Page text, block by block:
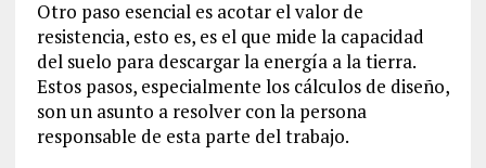
Otro paso esencial es acotar el valor de
resistencia, esto es, es el que mide la capacidad
del suelo para descargar la energía a la tierra.
Estos pasos, especialmente los cálculos de diseño,
son un asunto a resolver con la persona
responsable de esta parte del trabajo.